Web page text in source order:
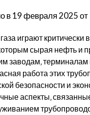
в19 февраля 2025от
играют критически
сырая нефть и
терминалам
работа этих
безопасности и
аспекты‚